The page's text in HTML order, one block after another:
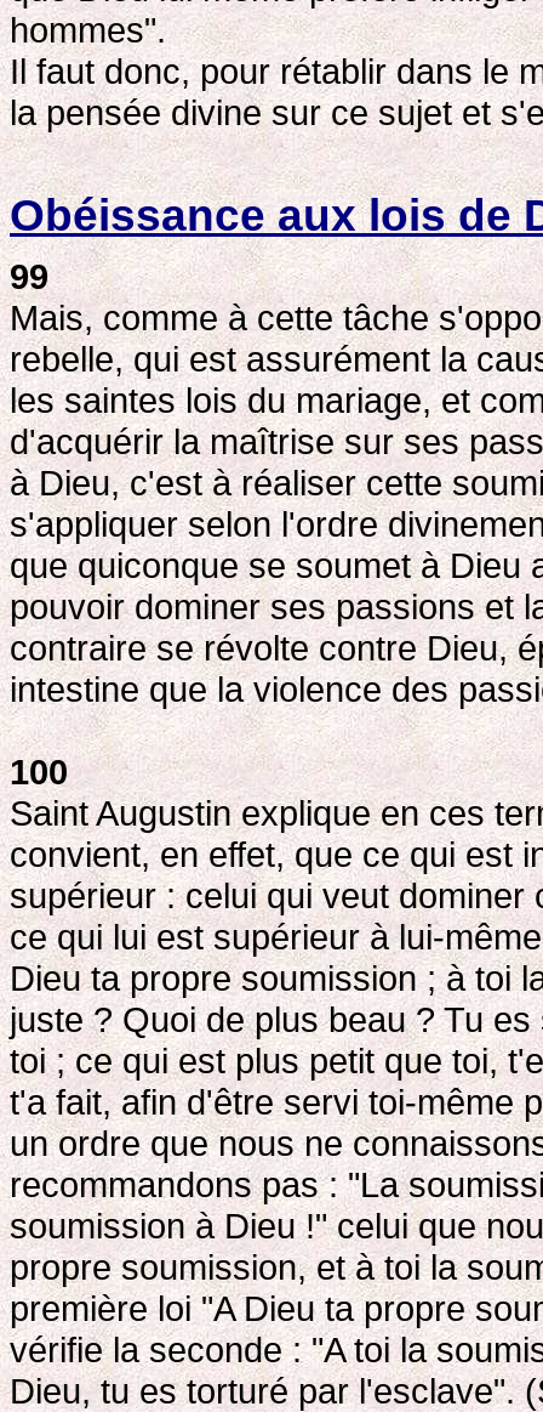
hommes".
Il faut donc, pour rétablir dans le
la pensée divine sur ce sujet et
Obéissance aux lois de
99
Mais, comme à cette tâche
rebelle, qui est assurément la
les saintes lois du mariage, et
d'acquérir la maîtrise sur ses
à Dieu, c'est à réaliser cette
s'appliquer selon l'ordre
que quiconque se soumet à Dieu
pouvoir dominer ses passions et
contraire se révolte contre Dieu,
intestine que la violence des
100
Saint Augustin explique en ces
convient, en effet, que ce qui est
supérieur : celui qui veut
ce qui lui est supérieur à lui-
Dieu ta propre soumission ; à toi
juste ? Quoi de plus beau ? Tu
toi ; ce qui est plus petit que toi,
t'a fait, afin d'être servi toi-même
un ordre que nous ne
recommandons pas : "La
soumission à Dieu !" celui que
propre soumission, et à toi la
première loi "A Dieu ta propre
vérifie la seconde : "A toi la
Dieu, tu es torturé par l'esclave".